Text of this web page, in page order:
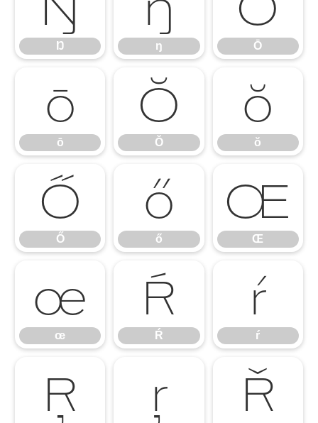
Ŋ ŋ Ō
ō
ō
Ŏ
Ŏ
ŏ
ŏ
Ő
Ő
ő
ő
Œ
Œ
œ
œ
Ŕ
Ŕ
ŕ
ŕ
Ŗ ŗ Ř